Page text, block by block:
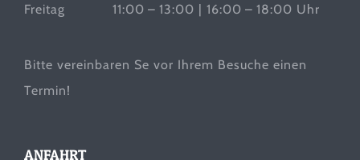
Freitag
11:00 – 13:00 | 16:00 – 18:00 Uhr
Bitte vereinbaren Se vor Ihrem Besuche einen
Termin!
ANFAHRT